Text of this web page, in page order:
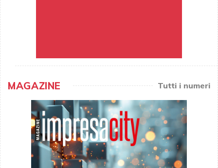
MAGAZINE Tutti i numeri